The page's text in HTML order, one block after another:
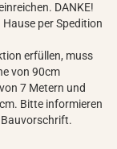
DANKE!
per Spedition
erfüllen, muss
von 90cm
7 Metern und
Bitte informieren
Bauvorschrift.